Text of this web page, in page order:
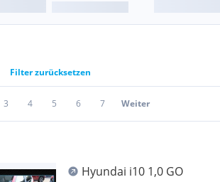
Filter zurücksetzen
3 4 5 6 7 Weiter
Hyundai i10 1,0 GO